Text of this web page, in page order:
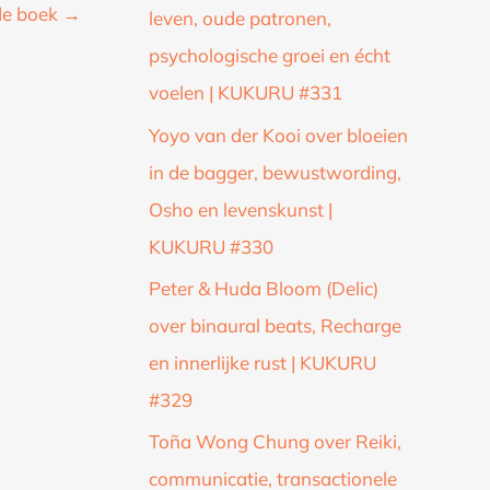
boek →
leven, oude patronen,
psychologische groei en écht
voelen | KUKURU #331
Yoyo van der Kooi over bloeien
in de bagger, bewustwording,
Osho en levenskunst |
KUKURU #330
Peter & Huda Bloom (Delic)
over binaural beats, Recharge
en innerlijke rust | KUKURU
#329
Toña Wong Chung over Reiki,
communicatie, transactionele